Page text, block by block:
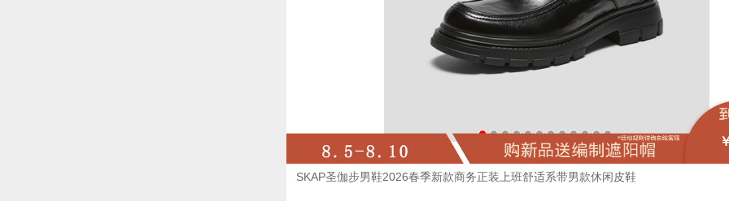
SKAP圣伽步男鞋2026春季新款商务正装上班舒适系带男款休闲皮鞋